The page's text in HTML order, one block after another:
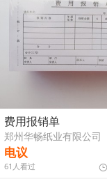
费用报销单
郑州华畅纸业有限公司
电议
61人看过